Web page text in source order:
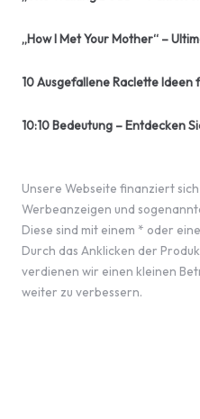
„How I Met Your Mother“ –
10 Ausgefallene Raclette Ideen
10:10 Bedeutung – Entdecken
Unsere Webseite finanziert
Werbeanzeigen und
Diese sind mit einem * oder
Durch das Anklicken der
verdienen wir einen kleinen
weiter zu verbessern.